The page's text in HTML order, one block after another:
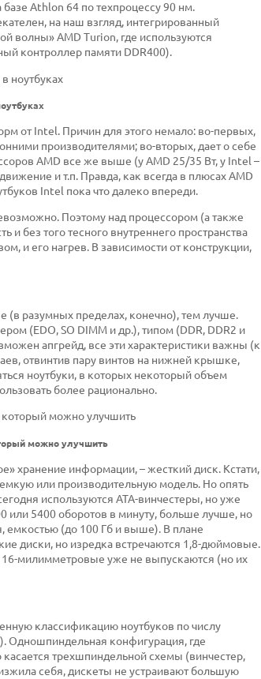
Athlon 64 по техпроцессу 90 нм.
на наш взгляд, интегрированный
волны» AMD Turion, где используются
контроллер памяти DDR400).
от Intel. Причин для этого немало: во-первых,
производителями; во-вторых, дает о себе
AMD все же выше (у AMD 25/35 Вт, у Intel –
и т.п. Правда, как всегда в плюсах AMD
Intel пока что далеко впереди.
Поэтому над процессором (а также
без того тесного внутреннего пространства
и его нагрев. В зависимости от конструкции,
(в разумных пределах, конечно), тем лучше.
(EDO, SO DIMM и др.), типом (DDR, DDR2 и
апгрейд, все эти характеристики важны (к
отвинтив пару винтов на нижней крышке,
ноутбуки, в которых некоторый объем
более рационально.
можно улучшить
хранение информации, – жесткий диск. Кстати,
или производительную модель. Но опять
используются ATA-винчестеры, но уже
или 5400 оборотов в минуту, больше лучше, но
емкостью (до 100 Гб и выше). В плане
диски, но изредка встречаются 1,8-дюймовые.
16-милимметровые уже не выпускаются (но их
классификацию ноутбуков по числу
Одношпиндельная конфигурация, где
касается трехшпиндельной схемы (винчестер,
себя, дискеты не устраивают большую